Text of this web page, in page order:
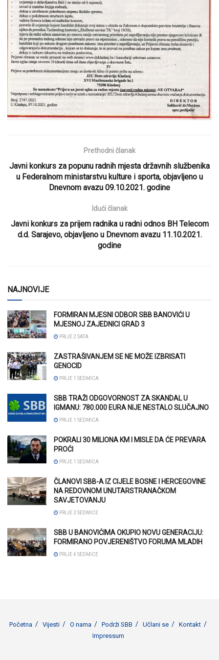
Prethodni članak
Javni konkurs za popunu radnih mjesta državnih službenika
u Federalnom ministarstvu kulture i sporta, objavljeno u
Dnevnom avazu 09.10.2021. godine
Idući članak
Javni konkurs za prijem radnika u radni odnos BH Telecom
d.d. Sarajevo, objavljeno u Dnevnom avazu 11.10.2021.
godine
NAJNOVIJE
FORMIRAN MJESNI ODBOR SBB BANOVIĆI U
MJESNOJ ZAJEDNICI GRAD 3
PRIJE 2 SATA
ZASTRAŠIVANJEM SE NE MOŽE IZBRISATI
GENOCID
PRIJE 1 SEDMICA
SBB TRAŽI ODGOVORNOST ZA SKANDAL U
IGMANU: 780.000 EURA NIJE NESTALO SLUČAJNO
PRIJE 1 SEDMICA
POKRALI 30 MILIONA KM I MISLE DA ĆE PREVARA
PROĆI
PRIJE 1 SEDMICA
ČLANOVI SBB-A IZ CIJELE BOSNE I HERCEGOVINE
NA REDOVNOM UNUTARSTRANAČKOM
SAVJETOVANJU
PRIJE 3 SEDMICE
SBB U BANOVIĆIMA OKUPIO NOVU GENERACIJU:
FORMIRANO POVJERENIŠTVO FORUMA MLADIH
PRIJE 4 SEDMICE
Početna Vijesti O nama Podrži SBB Učlani se
Kontakt
Impressum